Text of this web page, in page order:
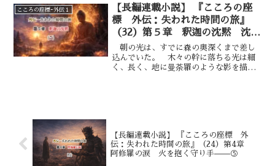
とき、自らの内奥に「未熟さ」と「歩む
べき道」の両方を同時に感じ取ったから
だ。彼は息を整え、ゆっくりと目を開い
た。そこに立つ弥勒は、ただ静かに微笑
んでいた。もはや言葉はなく、眼差しだ
けが彼に注がれていた。
こころの座標ｰ外伝１
【長編連載小説】 『こころの座
標 外伝：失われた時間の旅』
（32）第５章 釈迦の沈黙 沈黙
の余光と次なる道——⑦
朝の光は、すでに森の奥深くまで差し
込んでいた。 木々の幹に落ちる光は細
く、長く、地に曼荼羅のような影を描い
【長編連載小説】 『こころの座標 外
伝：失われた時間の旅』（24）第4章
阿修羅の涙 火を抱く守り手——⑤